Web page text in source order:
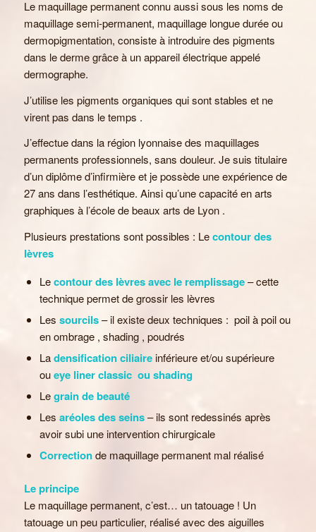
Le maquillage permanent connu aussi sous les noms de
maquillage semi-permanent, maquillage longue durée ou
dermopigmentation, consiste à introduire des pigments
dans le derme grâce à un appareil électrique appelé
dermographe.
J’utilise les pigments organiques qui sont stables et ne
virent pas dans le temps .
J’effectue dans la région lyonnaise des maquillages
permanents professionnels, sans douleur. Je suis titulaire
d’un diplôme d’infirmière et je possède une expérience de
27 ans dans l’esthétique. Ainsi qu’une capacité en arts
graphiques à l’école de beaux arts de Lyon .
Plusieurs prestations sont possibles : Lecontour des
lèvres
Lecontour des lèvres avec le remplissage– cette
technique permet de grossir les lèvres
Les sourcils– il existe deux techniques : poil à poil ou
en ombrage , shading , poudrés
Ladensification ciliaireinférieure et/ou supérieure
oueye liner classic ou shading
Legrain de beauté
Les aréoles des seins– ils sont redessinés après
avoir subi une intervention chirurgicale
Correctionde maquillage permanent mal réalisé
Le principe
Le maquillage permanent, c’est… un tatouage ! Un
tatouage un peu particulier, réalisé avec des aiguilles